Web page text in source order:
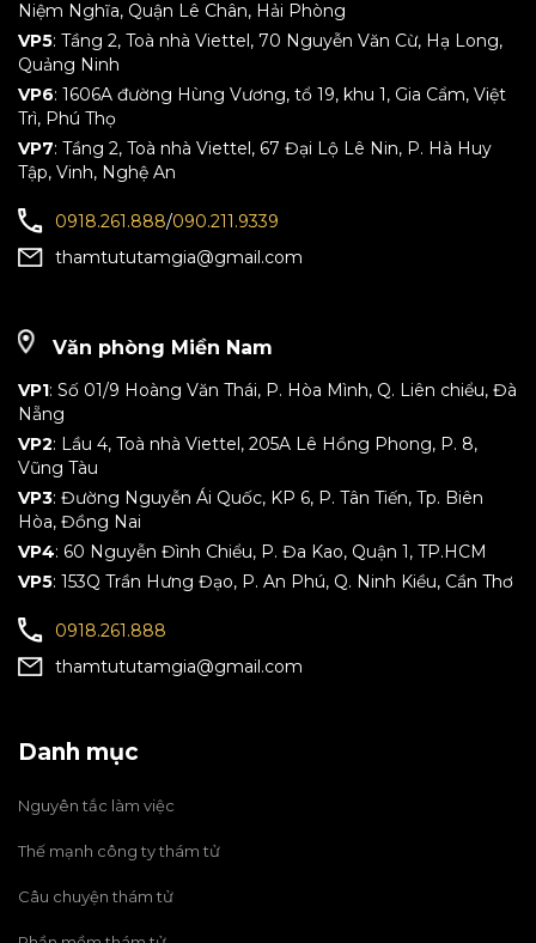
Niệm Nghĩa, Quận Lê Chân, Hải Phòng
VP5: Tầng 2, Toà nhà Viettel, 70 Nguyễn Văn Cừ, Hạ Long,
Quảng Ninh
VP6: 1606A đường Hùng Vương, tổ 19, khu 1, Gia Cẩm, Việt
Trì, Phú Thọ
VP7: Tầng 2, Toà nhà Viettel, 67 Đại Lộ Lê Nin, P. Hà Huy
Tập, Vinh, Nghệ An
0918.261.888/090.211.9339
thamtututamgia@gmail.com
Văn phòng Miền Nam
VP1: Số 01/9 Hoàng Văn Thái, P. Hòa Mình, Q. Liên chiểu, Đà
Nẵng
VP2: Lầu 4, Toà nhà Viettel, 205A Lê Hồng Phong, P. 8,
Vũng Tàu
VP3: Đường Nguyễn Ái Quốc, KP 6, P. Tân Tiến, Tp. Biên
Hòa, Đồng Nai
VP4: 60 Nguyễn Đình Chiểu, P. Đa Kao, Quận 1, TP.HCM
VP5: 153Q Trần Hưng Đạo, P. An Phú, Q. Ninh Kiều, Cần Thơ
0918.261.888
thamtututamgia@gmail.com
Danh mục
Nguyên tắc làm việc
Thế mạnh công ty thám tử
Câu chuyện thám tử